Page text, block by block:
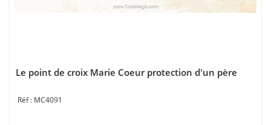
Le point de croix Marie Coeur protection d'un père
MC4091